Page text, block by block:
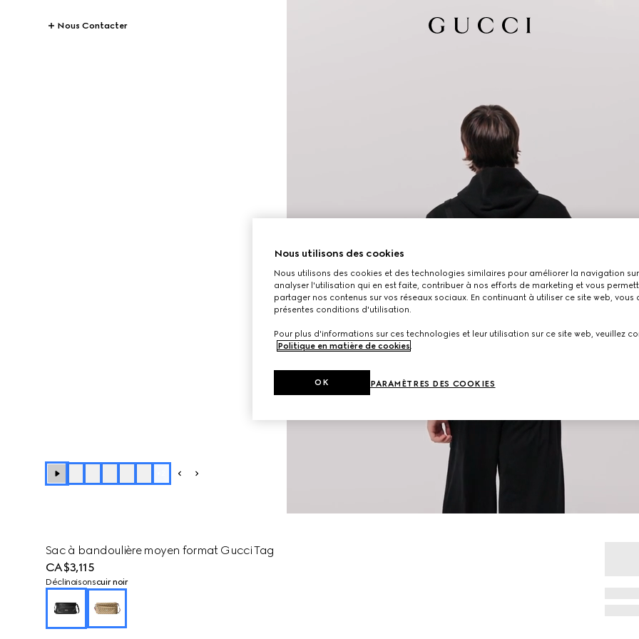
Nous Contacter
Sac à bandoulière moyen format Gucci Tag
CA$3,115
Déclinaisonscuir noir
Nous utilisons des cookies
Nous utilisons des cookies et des technologies similaires pour améliorer la navigation sur
analyser l'utilisation qui en est faite, contribuer à nos efforts de marketing et vous
partager nos contenus sur vos réseaux sociaux. En continuant à utiliser ce site web, vous
présentes conditions d'utilisation.
Pour plus d'informations sur ces technologies et leur utilisation sur ce site web, veuillez
Politique en matière de cookies.
PARAMÈTRES DES COOKIES
OK